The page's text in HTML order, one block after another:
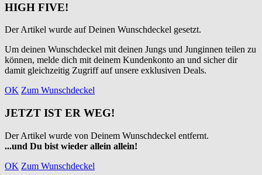
HIGH FIVE!
Der Artikel wurde auf Deinen Wunschdeckel gesetzt.
Um deinen Wunschdeckel mit deinen Jungs und Junginnen teilen zu
können, melde dich mit deinem Kundenkonto an und sicher dir
damit gleichzeitig Zugriff auf unsere exklusiven Deals.
OK Zum Wunschdeckel
JETZT IST ER WEG!
Der Artikel wurde von Deinem Wunschdeckel entfernt.
...und Du bist wieder allein allein!
OK Zum Wunschdeckel